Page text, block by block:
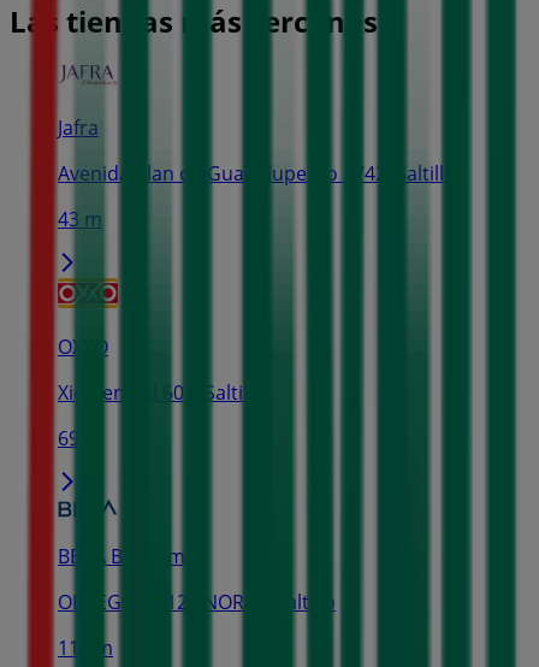
Las tiendas más cercanas
Jafra
Avenida Plan de Guadalupe No 2742, Saltillo
43 m
OXXO
Xicotencatl 602, Saltillo
69 m
BBVA Bancomer
OBREGON 1120 NORTE, Saltillo
115 m